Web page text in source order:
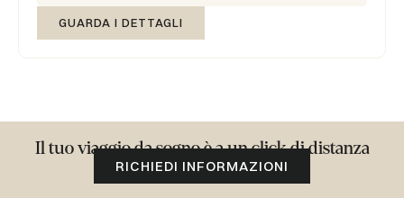
GUARDA I DETTAGLI
Il tuo viaggio da sogno è a un click di distanza
RICHIEDI INFORMAZIONI